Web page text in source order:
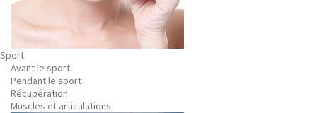
Sport
Avant le sport
Pendant le sport
Récupération
Muscles et articulations